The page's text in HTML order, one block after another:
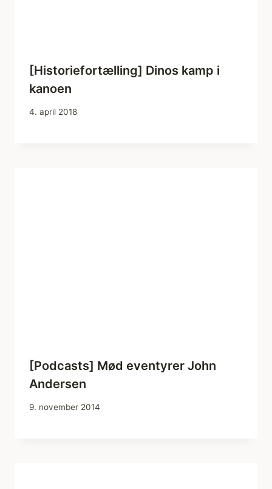
[Historiefortælling] Dinos kamp i
kanoen
4. april 2018
[Podcasts] Mød eventyrer John
Andersen
9. november 2014